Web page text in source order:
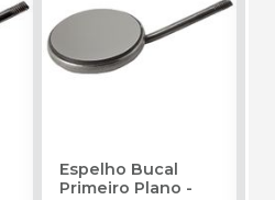
Espelho Bucal
Primeiro Plano -